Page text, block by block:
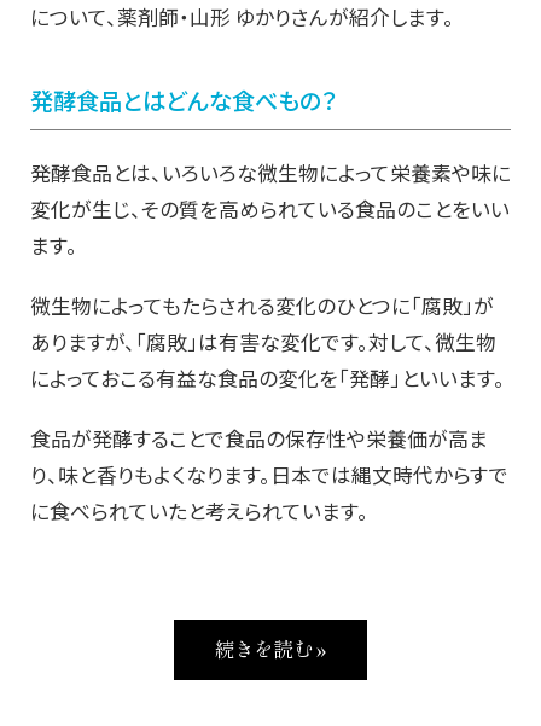
について、薬剤師・山形 ゆかりさんが紹介します。
発酵食品とはどんな食べもの？
発酵食品とは、いろいろな微生物によって栄養素や味に
変化が生じ、その質を高められている食品のことをいい
ます。
微生物によってもたらされる変化のひとつに「腐敗」が
ありますが、「腐敗」は有害な変化です。対して、微生物
によっておこる有益な食品の変化を「発酵」といいます。
食品が発酵することで食品の保存性や栄養価が高ま
り、味と香りもよくなります。日本では縄文時代からすで
に食べられていたと考えられています。
続きを読む »